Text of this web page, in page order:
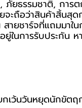
ภัยธรรมชาติ, กา
ถือว่าสินค้าสิ้นสุด
ายชาร์จที่แถมมาใ
นการรับประกัน
นวันหยุดนักขัตฤก